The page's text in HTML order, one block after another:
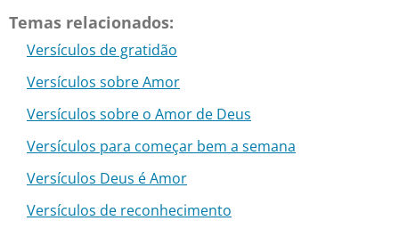
Temas relacionados:
Versículos de gratidão
Versículos sobre Amor
Versículos sobre o Amor de Deus
Versículos para começar bem a semana
Versículos Deus é Amor
Versículos de reconhecimento